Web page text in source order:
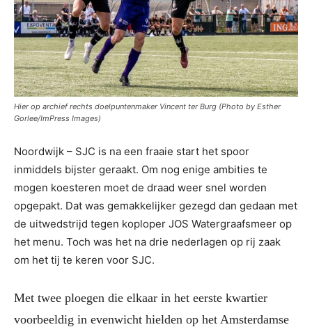
Hier op archief rechts doelpuntenmaker Vincent ter Burg (Photo by Esther
Gorlee/ImPress Images)
Noordwijk – SJC is na een fraaie start het spoor
inmiddels bijster geraakt. Om nog enige ambities te
mogen koesteren moet de draad weer snel worden
opgepakt. Dat was gemakkelijker gezegd dan gedaan met
de uitwedstrijd tegen koploper JOS Watergraafsmeer op
het menu. Toch was het na drie nederlagen op rij zaak
om het tij te keren voor SJC.
Met twee ploegen die elkaar in het eerste kwartier
voorbeeldig in evenwicht hielden op het Amsterdamse